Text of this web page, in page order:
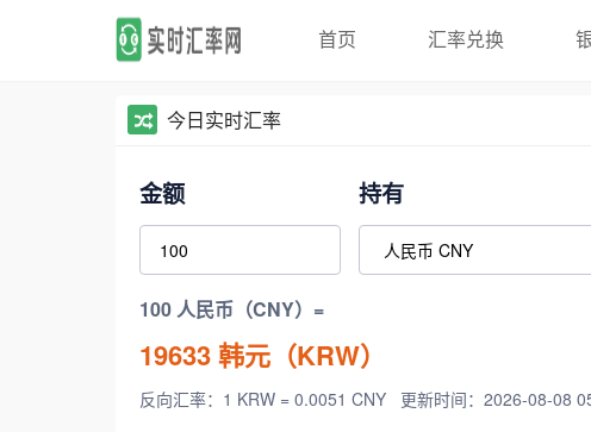
首页 汇率兑换
今日实时汇率
金额 持有
100 人民币（CNY）=
19633韩元（KRW）
反向汇率：1 KRW = 0.0051 CNY 更新时间：2026-08-08